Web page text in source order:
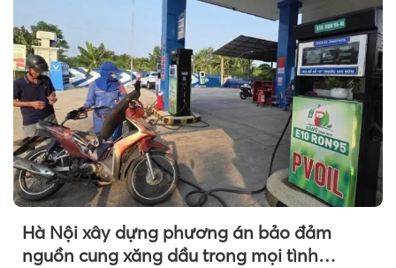
Hà Nội xây dựng phương án bảo đảm
nguồn cung xăng dầu trong mọi tình